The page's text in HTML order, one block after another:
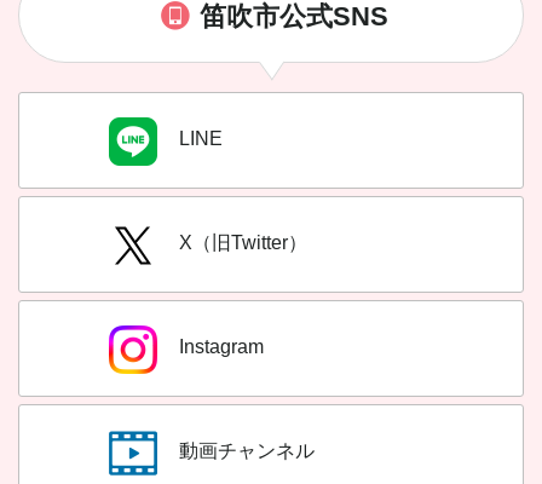
笛吹市公式SNS
LINE
X（旧Twitter）
Instagram
動画チャンネル